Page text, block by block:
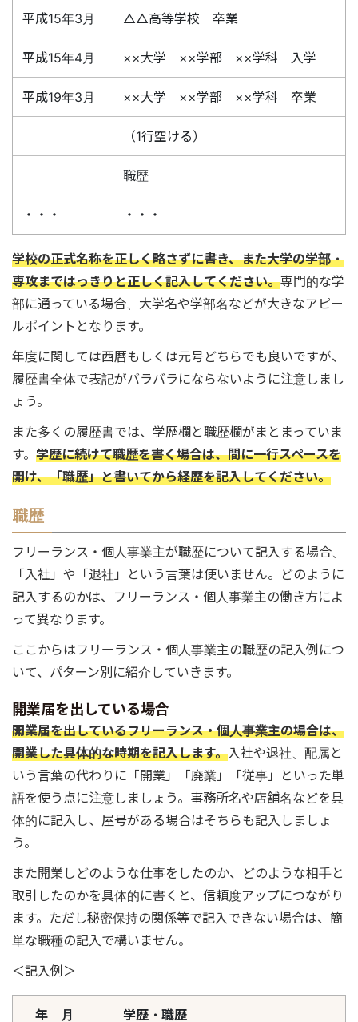
平成15年3月 △△高等学校 卒業
平成15年4月 ××大学 ××学部 ××学科 入学
平成19年3月 ××大学 ××学部 ××学科 卒業
（1行空ける）
職歴
・・・ ・・・
学校の正式名称を正しく略さずに書き、また大学の学部・
専攻まではっきりと正しく記入してください。専門的な学
部に通っている場合、大学名や学部名などが大きなアピー
ルポイントとなります。
年度に関しては西暦もしくは元号どちらでも良いですが、
履歴書全体で表記がバラバラにならないように注意しまし
ょう。
また多くの履歴書では、学歴欄と職歴欄がまとまっていま
す。 学歴に続けて職歴を書く場合は、間に一行スペースを
開け、「職歴」と書いてから経歴を記入してください。
職歴
フリーランス・個人事業主が職歴について記入する場合、
「入社」や「退社」という言葉は使いません。どのように
記入するのかは、フリーランス・個人事業主の働き方によ
って異なります。
ここからはフリーランス・個人事業主の職歴の記入例につ
いて、パターン別に紹介していきます。
開業届を出している場合
開業届を出しているフリーランス・個人事業主の場合は、
開業した具体的な時期を記入します。入社や退社、配属と
いう言葉の代わりに「開業」「廃業」「従事」といった単
語を使う点に注意しましょう。事務所名や店舗名などを具
体的に記入し、屋号がある場合はそちらも記入しましょ
う。
また開業しどのような仕事をしたのか、どのような相手と
取引したのかを具体的に書くと、信頼度アップにつながり
ます。ただし秘密保持の関係等で記入できない場合は、簡
単な職種の記入で構いません。
＜記入例＞
年 月 学歴・職歴